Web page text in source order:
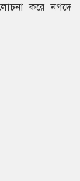
করে নগদে